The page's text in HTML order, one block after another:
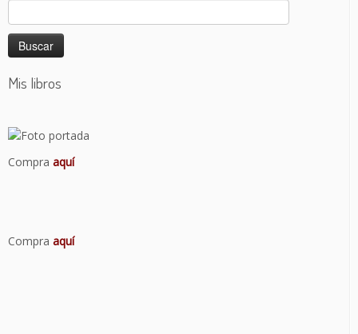
Mis libros
Compra aquí
Compra aquí